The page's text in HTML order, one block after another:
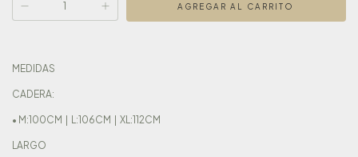
MEDIDAS
CADERA:
• M:100CM | L:106CM | XL:112CM
LARGO